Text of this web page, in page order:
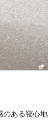
のある寝心地